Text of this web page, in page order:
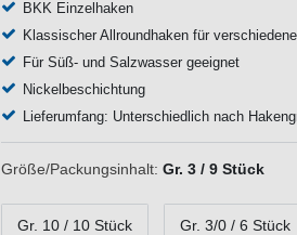
BKK Einzelhaken
Klassischer Allroundhaken für
Für Süß- und Salzwasser geeignet
Nickelbeschichtung
Lieferumfang: Unterschiedlich nach
Größe/Packungsinhalt: Gr. 3 / 9 Stück
Gr. 10 / 10 Stück Gr. 3/0 / 6 Stück